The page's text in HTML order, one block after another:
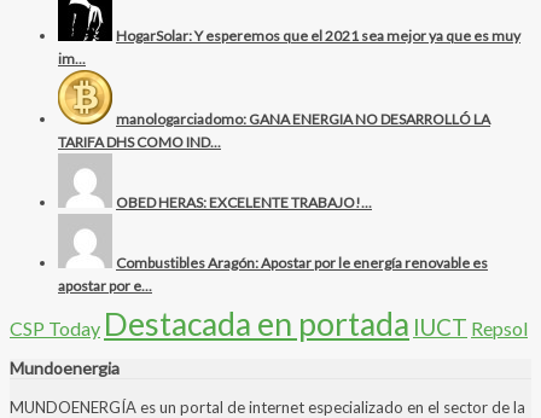
HogarSolar: Y esperemos que el 2021 sea mejor ya que es muy
im...
manologarciadomo: GANA ENERGIA NO DESARROLLÓ LA
TARIFA DHS COMO IND...
OBED HERAS: EXCELENTE TRABAJO!...
Combustibles Aragón: Apostar por le energía renovable es
apostar por e...
CSP Today Destacada en portada IUCT Repsol
Mundoenergia
MUNDOENERGÍA es un portal de internet especializado en el sector de la